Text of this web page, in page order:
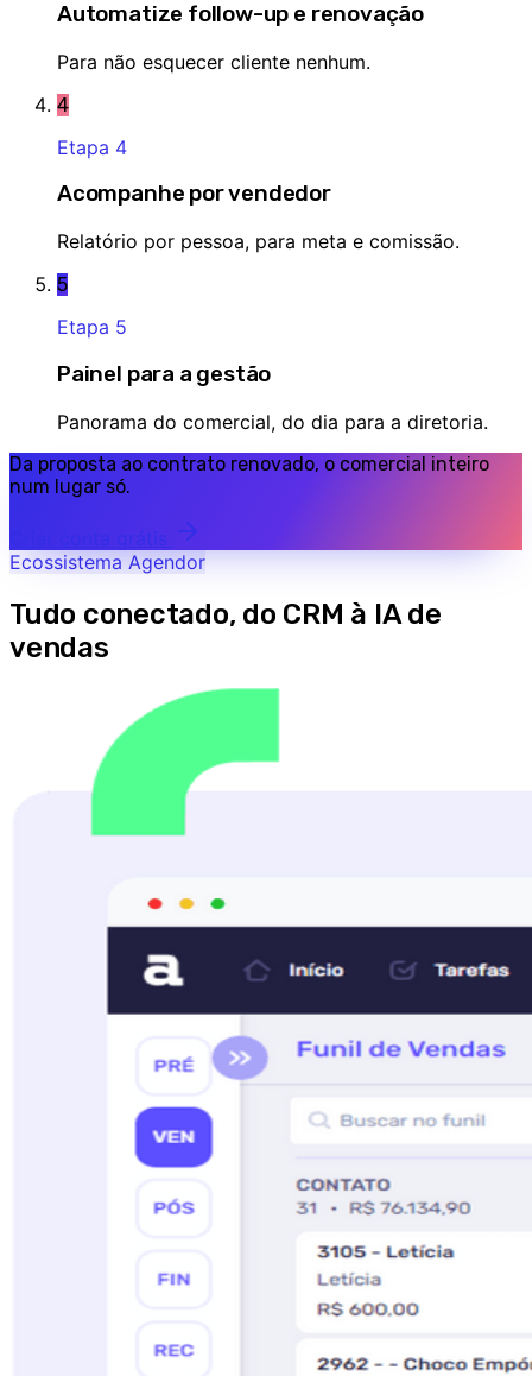
Automatize follow-up e renovação
Para não esquecer cliente nenhum.
4
Etapa 4
Acompanhe por vendedor
Relatório por pessoa, para meta e comissão.
5
Etapa 5
Painel para a gestão
Panorama do comercial, do dia para a diretoria.
Da proposta ao contrato renovado, o comercial inteiro
num lugar só.
Criar conta grátis
Ecossistema Agendor
Tudo conectado, do CRM à IA de
vendas